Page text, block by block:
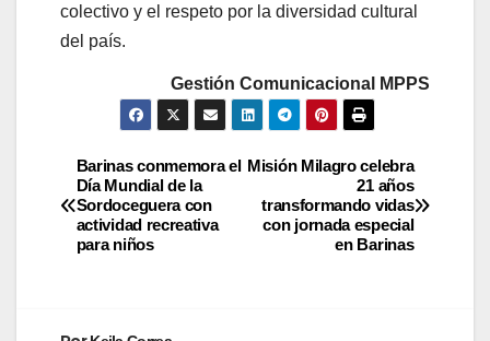
colectivo y el respeto por la diversidad cultural
del país.
Gestión Comunicacional MPPS
Misión Milagro celebra
21 años
transformando vidas
con jornada especial
en Barinas
Barinas conmemora el
Día Mundial de la
Sordoceguera con
actividad recreativa
para niños